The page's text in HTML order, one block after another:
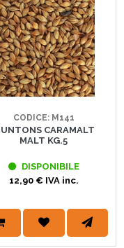
CODICE: M141
CARAMALT
MALT KG.5
DISPONIBILE
12,90 € IVA inc.